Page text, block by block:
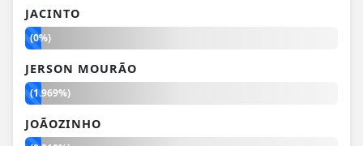
JACINTO
(0%)
JERSON MOURÃO
(1.969%)
JOÃOZINHO